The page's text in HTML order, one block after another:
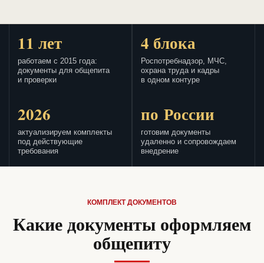
11 лет
работаем с 2015 года:
документы для общепита
и проверки
4 блока
Роспотребнадзор, МЧС,
охрана труда и кадры
в одном контуре
2026
актуализируем комплекты
под действующие
требования
по России
готовим документы
удаленно и сопровождаем
внедрение
КОМПЛЕКТ ДОКУМЕНТОВ
Какие документы оформляем
общепиту